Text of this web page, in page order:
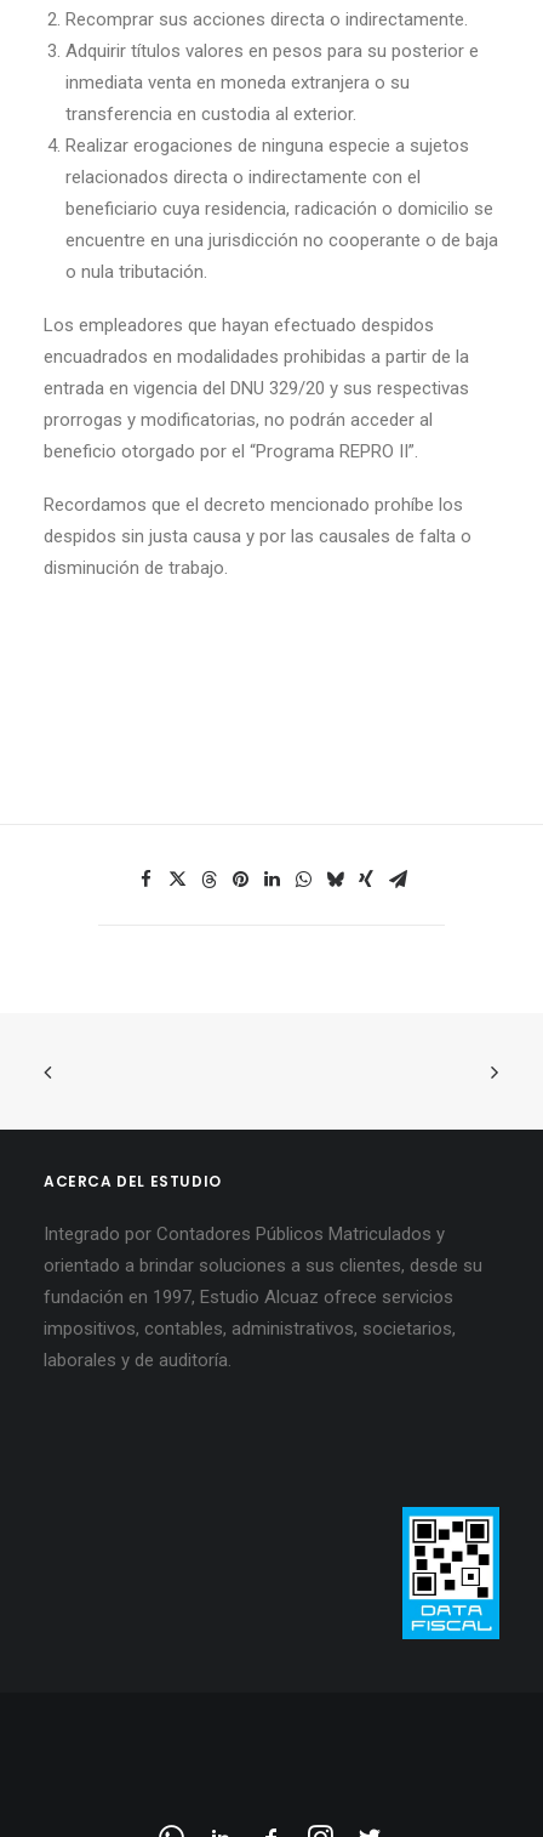
Recomprar sus acciones directa o indirectamente.
Adquirir títulos valores en pesos para su posterior e
inmediata venta en moneda extranjera o su
transferencia en custodia al exterior.
Realizar erogaciones de ninguna especie a sujetos
relacionados directa o indirectamente con el
beneficiario cuya residencia, radicación o domicilio se
encuentre en una jurisdicción no cooperante o de baja
o nula tributación.
Los empleadores que hayan efectuado despidos
encuadrados en modalidades prohibidas a partir de la
entrada en vigencia del DNU 329/20 y sus respectivas
prorrogas y modificatorias, no podrán acceder al
beneficio otorgado por el “Programa REPRO II”.
Recordamos que el decreto mencionado prohíbe los
despidos sin justa causa y por las causales de falta o
disminución de trabajo.
ACERCA DEL ESTUDIO
Integrado por Contadores Públicos Matriculados y
orientado a brindar soluciones a sus clientes, desde su
fundación en 1997, Estudio Alcuaz ofrece servicios
impositivos, contables, administrativos, societarios,
laborales y de auditoría.